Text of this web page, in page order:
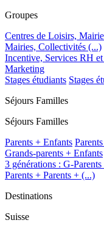
Groupes
Centres de Loisirs,
Mairies, Collectivités (...)
Incentive, Services RH
Marketing
Stages étudiants Stages
Séjours Familles
Séjours Familles
Parents + Enfants
Grands-parents + Enfants
3 générations : G-
Parents + Parents + (...)
Destinations
Suisse